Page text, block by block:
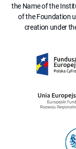
the Name of the
of the Foundation
creation under